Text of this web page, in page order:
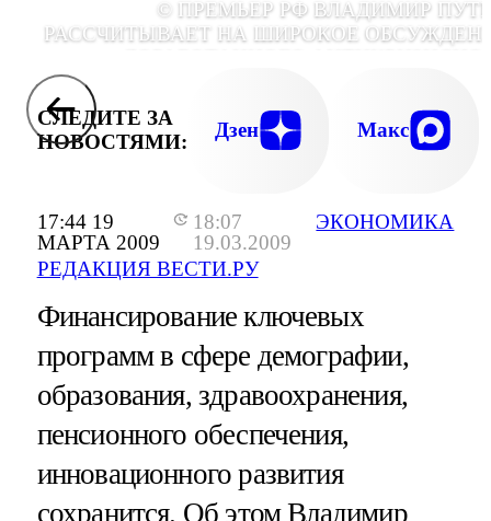
17:44 19
МАРТА 2009
18:07
19.03.2009
РЕДАКЦИЯ ВЕСТИ.РУ
ЭКОНОМИКА
© ПРЕМЬЕР РФ ВЛАДИМИР
РАССЧИТЫВАЕТ НА ШИРОКОЕ
ПЛАНА, КОТОРЫЙ ПРАВИТЕЛЬСТВО
В ГОСДУМУ. ОБ ЭТОМ ОН СООБЩИЛ
ЗАСЕДАНИИ КАБИНЕТА
СЛЕДИТЕ ЗА
НОВОСТЯМИ:
Дзен Макс
Финансирование ключевых
программ в сфере демографии,
образования, здравоохранения,
пенсионного обеспечения,
инновационного развития
сохранится. Об этом Владимир